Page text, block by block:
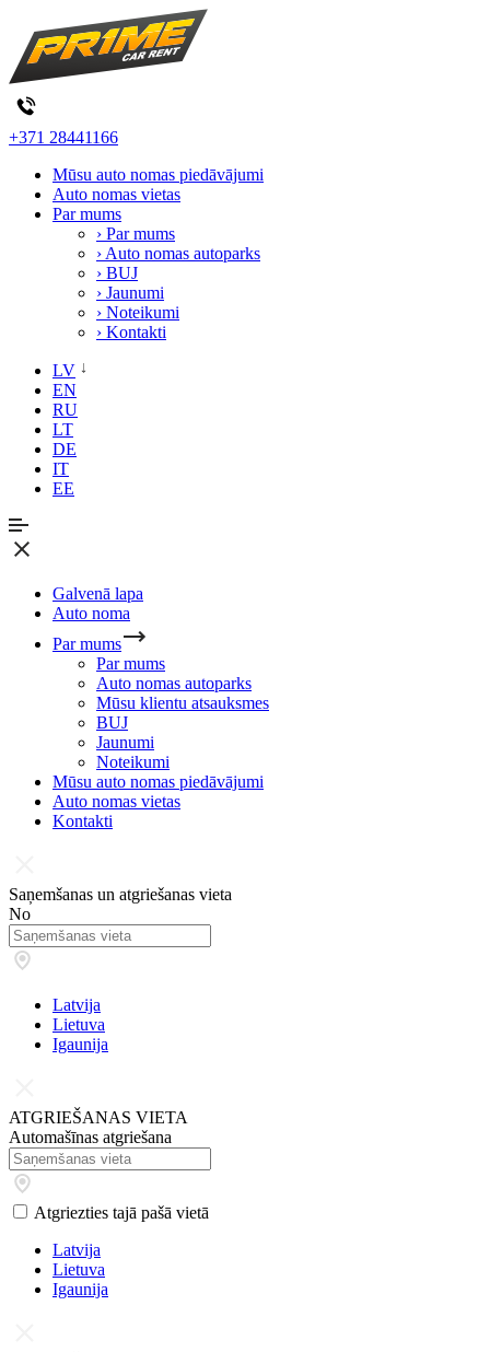
+371 28441166
Mūsu auto nomas piedāvājumi
Auto nomas vietas
Par mums
› Par mums
› Auto nomas autoparks
› BUJ
› Jaunumi
› Noteikumi
› Kontakti
LV
EN
RU
LT
DE
IT
EE
Galvenā lapa
Auto noma
Par mums
Par mums
Auto nomas autoparks
Mūsu klientu atsauksmes
BUJ
Jaunumi
Noteikumi
Mūsu auto nomas piedāvājumi
Auto nomas vietas
Kontakti
Saņemšanas un atgriešanas vieta
No
Latvijа
Lietuva
Igaunija
ATGRIEŠANAS VIETA
Automašīnas atgriešana
Atgriezties tajā pašā vietā
Latvijа
Lietuva
Igaunija